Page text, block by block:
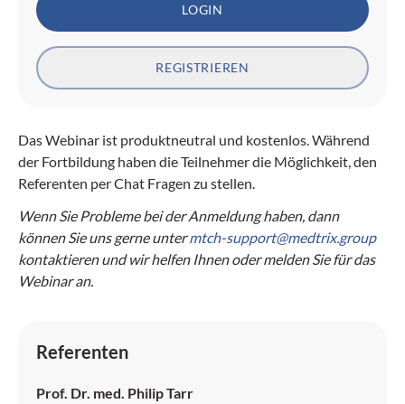
LOGIN
REGISTRIEREN
Das Webinar ist produktneutral und kostenlos. Während
der Fortbildung haben die Teilnehmer die Möglichkeit, den
Referenten per Chat Fragen zu stellen.
Wenn Sie Probleme bei der Anmeldung haben, dann
können Sie uns gerne untermtch-support@medtrix.group
kontaktieren und wir helfen Ihnen oder melden Sie für das
Webinar an.
Referenten
Prof. Dr. med. Philip Tarr